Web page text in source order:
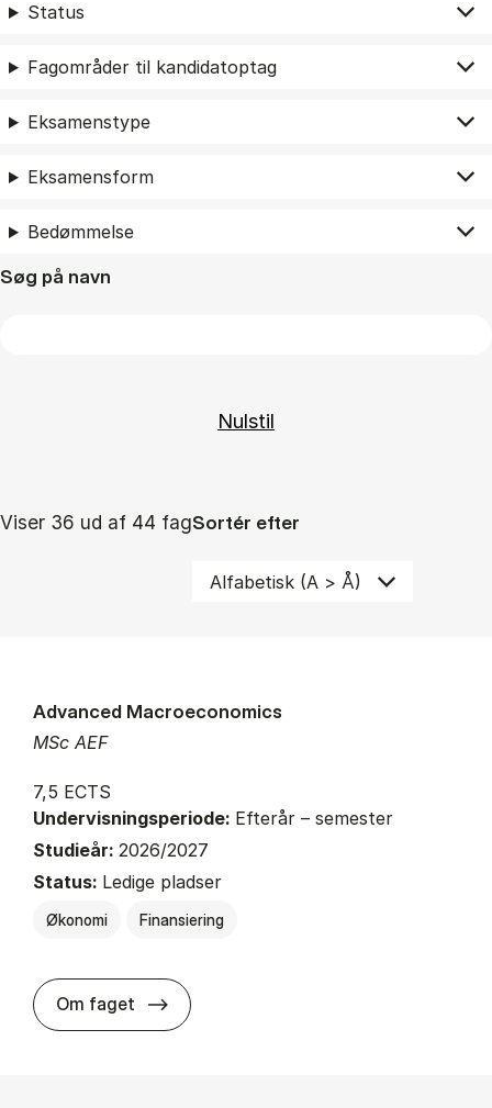
Status
Fagområder til kandidatoptag
Eksamenstype
Eksamensform
Bedømmelse
Søg på navn
Viser 36 ud af 44 fagSortér efter
MSc AEF
Advanced Macroeconomics
7,5 ECTS
Undervisningsperiode: Efterår – semester
Studieår: 2026/2027
Status: Ledige pladser
Økonomi Finansiering
Om faget about